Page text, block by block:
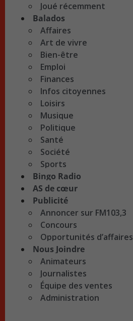
Joué récemment
Balados
Affaires
Art de vivre
Bien-être
Emploi
Finances
Infos citoyennes
Loisirs
Musique
Politique
Santé
Société
Sports
Bingo Radio
AS de cœur
Publicité
Annoncer sur FM103,3
Concours
Opportunités d’affaires
Nous Joindre
Animateurs
Journalistes
Équipe des ventes
Administration